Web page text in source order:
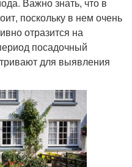
поскольку в нем очень
отразится на
посадочный
для выявления